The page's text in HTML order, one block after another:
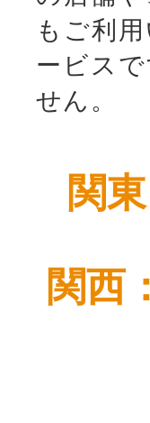
もご利
ービスで
せん。
関
関西